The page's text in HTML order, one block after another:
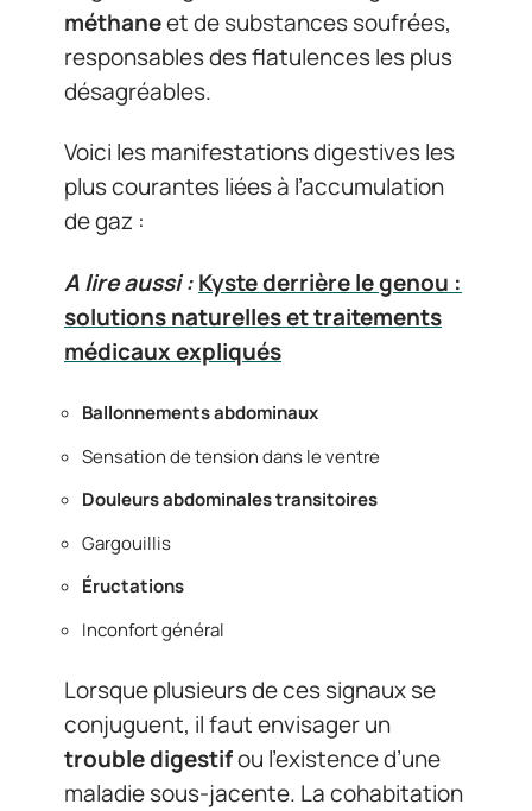
méthaneet de substances soufrées,
responsables des flatulences les plus
désagréables.
Voici les manifestations digestives les
plus courantes liées à l’accumulation
de gaz :
A lire aussi :Kyste derrière le genou :
solutions naturelles et traitements
médicaux expliqués
Ballonnements abdominaux
Sensation de tension dans le ventre
Douleurs abdominales transitoires
Gargouillis
Éructations
Inconfort général
Lorsque plusieurs de ces signaux se
conjuguent, il faut envisager un
trouble digestifou l’existence d’une
maladie sous-jacente. La cohabitation